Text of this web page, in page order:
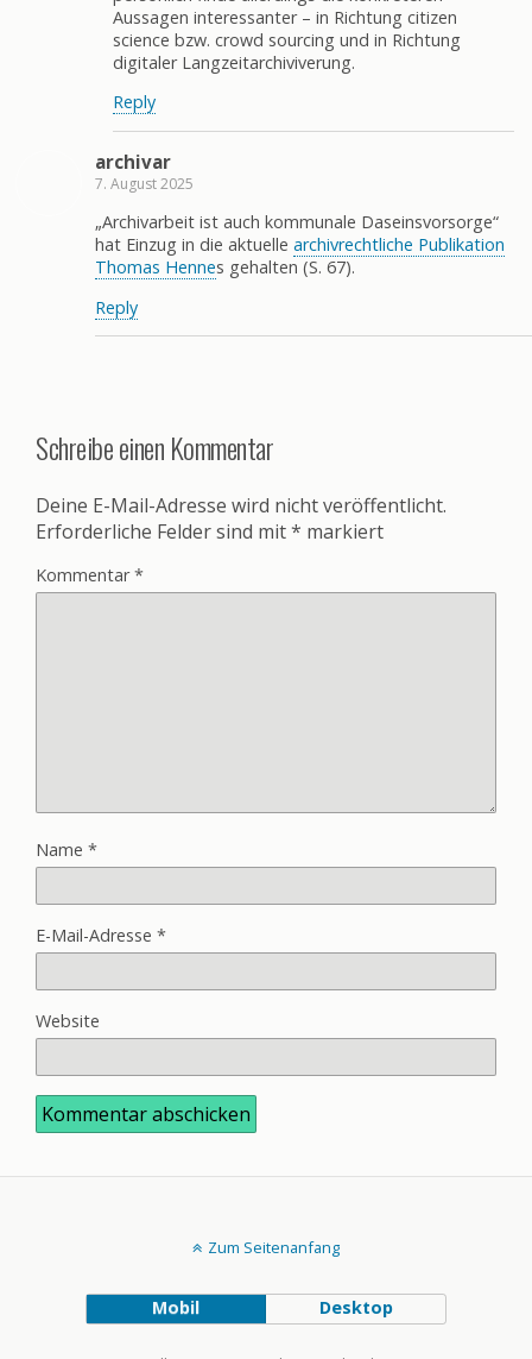
Aussagen interessanter – in Richtung citizen
science bzw. crowd sourcing und in Richtung
digitaler Langzeitarchiviverung.
Reply
archivar
7. August 2025
„Archivarbeit ist auch kommunale Daseinsvorsorge“
hat Einzug in die aktuelle archivrechtliche Publikation
Thomas Hennes gehalten (S. 67).
Reply
Schreibe einen Kommentar
Deine E-Mail-Adresse wird nicht veröffentlicht.
Erforderliche Felder sind mit* markiert
Kommentar*
Name *
E-Mail-Adresse *
Website
Zum Seitenanfang
Mobil Desktop